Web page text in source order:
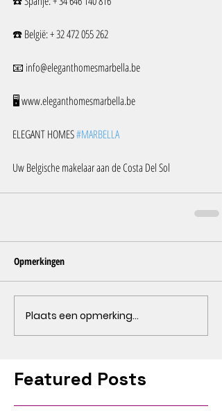
☎️ België: + 32 472 055 262
📧 info@eleganthomesmarbella.be
🖥️ www.eleganthomesmarbella.be
ELEGANT HOMES #MARBELLA
Uw Belgische makelaar aan de Costa Del Sol
Opmerkingen
Plaats een opmerking...
Featured Posts